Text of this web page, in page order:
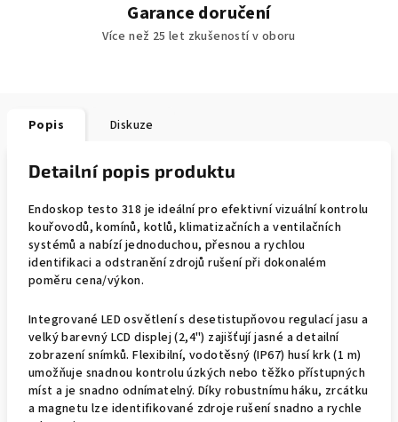
Garance doručení
Více než 25 let zkušeností v oboru
Popis Diskuze
Detailní popis produktu
Endoskop testo 318 je ideální pro efektivní vizuální kontrolu
kouřovodů, komínů, kotlů, klimatizačních a ventilačních
systémů a nabízí jednoduchou, přesnou a rychlou
identifikaci a odstranění zdrojů rušení při dokonalém
poměru cena/výkon.
Integrované LED osvětlení s desetistupňovou regulací jasu a
velký barevný LCD displej (2,4") zajišťují jasné a detailní
zobrazení snímků. Flexibilní, vodotěsný (IP67) husí krk (1 m)
umožňuje snadnou kontrolu úzkých nebo těžko přístupných
míst a je snadno odnímatelný. Díky robustnímu háku, zrcátku
a magnetu lze identifikované zdroje rušení snadno a rychle